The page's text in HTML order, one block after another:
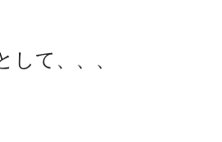
して、、、